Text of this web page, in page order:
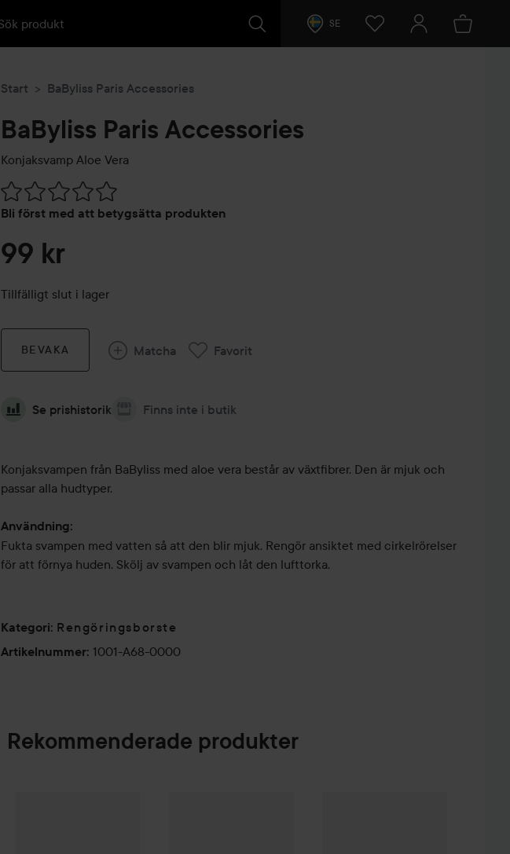
SE
Start BaByliss Paris Accessories
BaByliss Paris Accessories
Konjaksvamp Aloe Vera
Bli först med att betygsätta produkten
Hoppa till Betyg & kommentarer
99 kr
Tillfälligt slut i lager
BEVAKA Matcha Favorit
Se prishistorik Finns inte i butik
Konjaksvampen från BaByliss med aloe vera består av växtfibrer. Den är mjuk och
passar alla hudtyper.
Användning:
Fukta svampen med vatten så att den blir mjuk. Rengör ansiktet med cirkelrörelser
för att förnya huden. Skölj av svampen och låt den lufttorka.
Kategori: Rengöringsborste
Artikelnummer: 1001-A68-0000
Rekommenderade produkter